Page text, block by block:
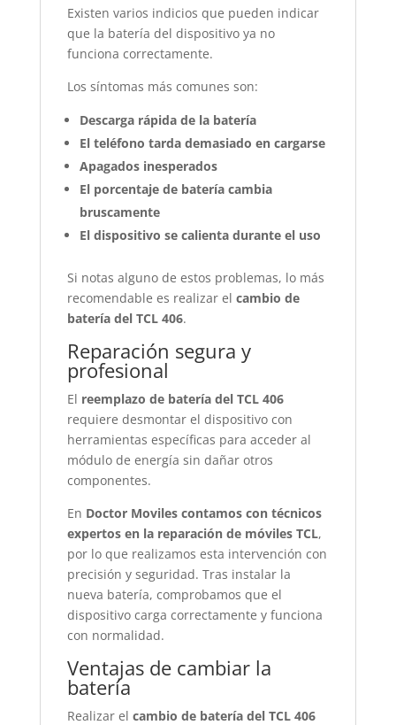
Existen varios indicios que pueden indicar
que la batería del dispositivo ya no
funciona correctamente.
Los síntomas más comunes son:
Descarga rápida de la batería
El teléfono tarda demasiado en cargarse
Apagados inesperados
El porcentaje de batería cambia
bruscamente
El dispositivo se calienta durante el uso
Si notas alguno de estos problemas, lo más
recomendable es realizar el cambio de
batería del TCL 406.
Reparación segura y
profesional
El reemplazo de batería del TCL 406
requiere desmontar el dispositivo con
herramientas específicas para acceder al
módulo de energía sin dañar otros
componentes.
En Doctor Moviles contamos con técnicos
expertos en la reparación de móviles TCL,
por lo que realizamos esta intervención con
precisión y seguridad. Tras instalar la
nueva batería, comprobamos que el
dispositivo carga correctamente y funciona
con normalidad.
Ventajas de cambiar la
batería
Realizar el cambio de batería del TCL 406